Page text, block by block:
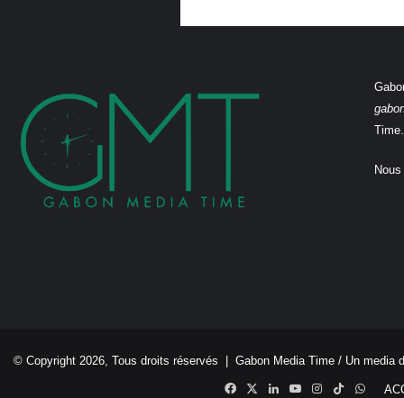
Time.
© Copyright 2026, Tous droits réservés | Gabon Media Time / Un media
Facebook
X LinkedinYouTubeInstagram
TikTok